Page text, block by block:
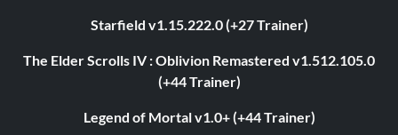
Starfield v1.15.222.0 (+27 Trainer)
The Elder Scrolls IV : Oblivion Remastered v1.512.105.0
(+44 Trainer)
Legend of Mortal v1.0+ (+44 Trainer)